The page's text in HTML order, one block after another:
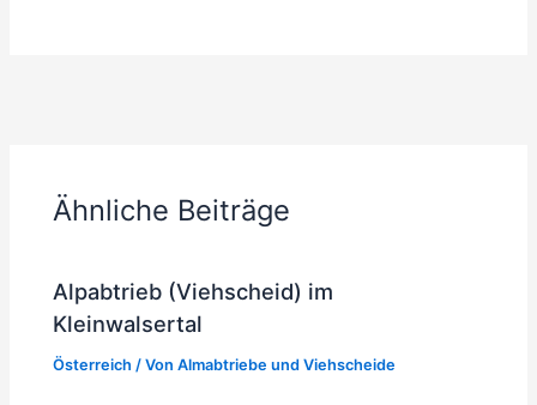
Ähnliche Beiträge
Alpabtrieb (Viehscheid) im
Kleinwalsertal
Österreich / VonAlmabtriebe und Viehscheide